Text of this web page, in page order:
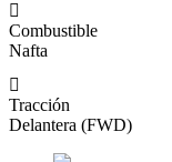
Combustible
Nafta
Tracción
Delantera (FWD)